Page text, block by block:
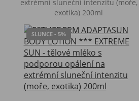
extrémní sluneční intenzitu (moře,
exotika) 200ml
SLUNCE - 5%